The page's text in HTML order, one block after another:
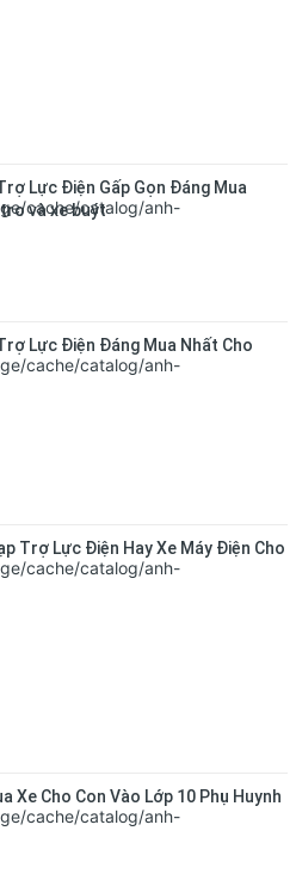
Lực Điện Gấp Gọn Đáng Mua
và xe buýt
Lực Điện Đáng Mua Nhất Cho
Trợ Lực Điện Hay Xe Máy Điện Cho
Xe Cho Con Vào Lớp 10 Phụ Huynh